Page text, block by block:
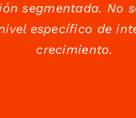
segmentada. No
específico de
crecimiento.